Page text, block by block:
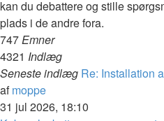
kan du debattere og stille
plads i de andre fora.
747Emner
4321 Indlæg
Seneste indlæg Re: Installation
afmoppeVis
det
31 jul 2026, 18:10